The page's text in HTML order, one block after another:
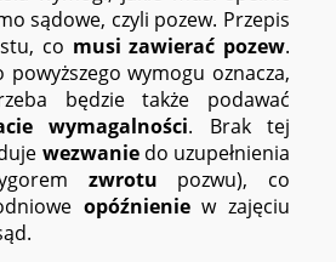
sądowe, czyli pozew. Przepis
co musi zawierać pozew.
wymogu oznacza,
będzie także podawać
wymagalności. Brak tej
wezwaniedo uzupełnienia
zwrotu pozwu), co
opóźnieniew zajęciu